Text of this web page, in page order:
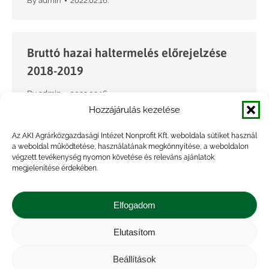
Hozzájárulás kezelése
Az AKI Agrárközgazdasági Intézet Nonprofit Kft. weboldala sütiket használ
a weboldal működtetése, használatának megkönnyítése, a weboldalon
végzett tevékenység nyomon követése és releváns ajánlatok
megjelenítése érdekében.
Elfogadom
Elutasítom
Beállítások
Bruttó hazai haltermelés előrejelzése
2018-2019
By admin 2022.02.16.
Bruttó hazai haltermelés előrejelzése
2017-2018
Bruttó hazai haltermelés előrejelzése